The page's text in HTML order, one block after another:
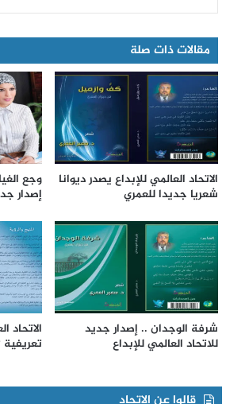
مقالات ذات صلة
الاتحاد العالمي للإبداع يصدر ديوانا
شعريا جديدا للعمري
وجع
إصدار
شرفة الوجدان .. إصدار جديد
للاتحاد العالمي للإبداع
الاتحاد
تعريفية